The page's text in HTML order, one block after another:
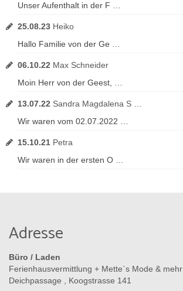
Unser Aufenthalt in der F …
25.08.23 Heiko
Hallo Familie von der Ge …
06.10.22 Max Schneider
Moin Herr von der Geest, …
13.07.22 Sandra Magdalena S …
Wir waren vom 02.07.2022 …
15.10.21 Petra
Wir waren in der ersten O …
Adresse
Büro / Laden
Ferienhausvermittlung + Mette`s Mode & mehr
Deichpassage , Koogstrasse 141